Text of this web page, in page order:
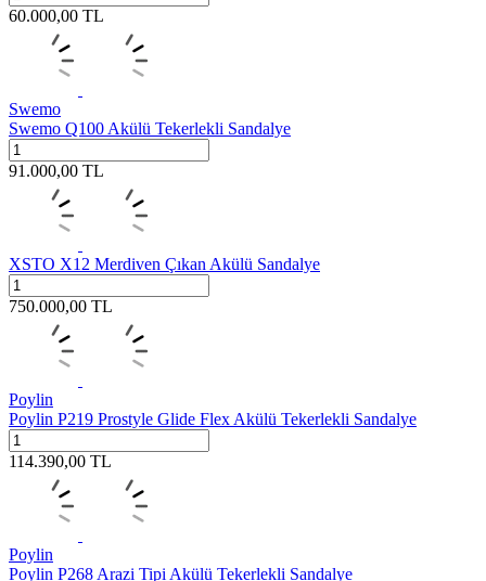
60.000,00 TL
Swemo
Swemo Q100 Akülü Tekerlekli Sandalye
91.000,00 TL
XSTO X12 Merdiven Çıkan Akülü Sandalye
750.000,00 TL
Poylin
Poylin P219 Prostyle Glide Flex Akülü Tekerlekli Sandalye
114.390,00 TL
Poylin
Poylin P268 Arazi Tipi Akülü Tekerlekli Sandalye